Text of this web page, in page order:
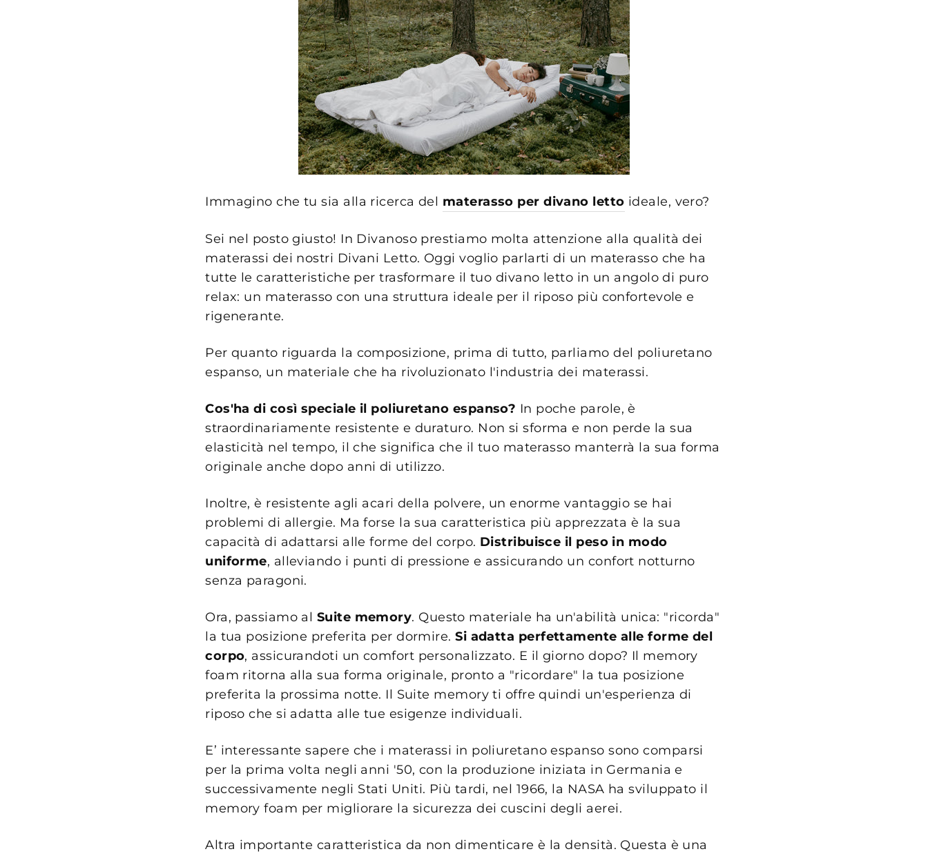
Immagino che tu sia alla ricerca del materasso per divano letto ideale, vero?
Sei nel posto giusto! In Divanoso prestiamo molta attenzione alla qualità dei
materassi dei nostri Divani Letto. Oggi voglio parlarti di un materasso che ha
tutte le caratteristiche per trasformare il tuo divano letto in un angolo di puro
relax: un materasso con una struttura ideale per il riposo più confortevole e
rigenerante.
Per quanto riguarda la composizione, prima di tutto, parliamo del poliuretano
espanso, un materiale che ha rivoluzionato l'industria dei materassi.
Cos'ha di così speciale il poliuretano espanso? In poche parole, è
straordinariamente resistente e duraturo. Non si sforma e non perde la sua
elasticità nel tempo, il che significa che il tuo materasso manterrà la sua forma
originale anche dopo anni di utilizzo.
Inoltre, è resistente agli acari della polvere, un enorme vantaggio se hai
problemi di allergie. Ma forse la sua caratteristica più apprezzata è la sua
capacità di adattarsi alle forme del corpo. Distribuisce il peso in modo
uniforme, alleviando i punti di pressione e assicurando un confort notturno
senza paragoni.
Ora, passiamo al Suite memory. Questo materiale ha un'abilità unica: "ricorda"
la tua posizione preferita per dormire.Si adatta perfettamente alle forme del
corpo, assicurandoti un comfort personalizzato. E il giorno dopo? Il memory
foam ritorna alla sua forma originale, pronto a "ricordare" la tua posizione
preferita la prossima notte. Il Suite memory ti offre quindi un'esperienza di
riposo che si adatta alle tue esigenze individuali.
E’ interessante sapere che i materassi in poliuretano espanso sono comparsi
per la prima volta negli anni '50, con la produzione iniziata in Germania e
successivamente negli Stati Uniti. Più tardi, nel 1966, la NASA ha sviluppato il
memory foam per migliorare la sicurezza dei cuscini degli aerei.
Altra importante caratteristica da non dimenticare è la densità. Questa è una